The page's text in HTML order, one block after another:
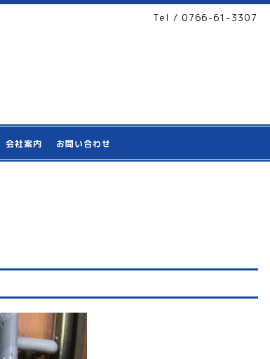
Tel / 0766-61-3307
会社案内 お問い合わせ